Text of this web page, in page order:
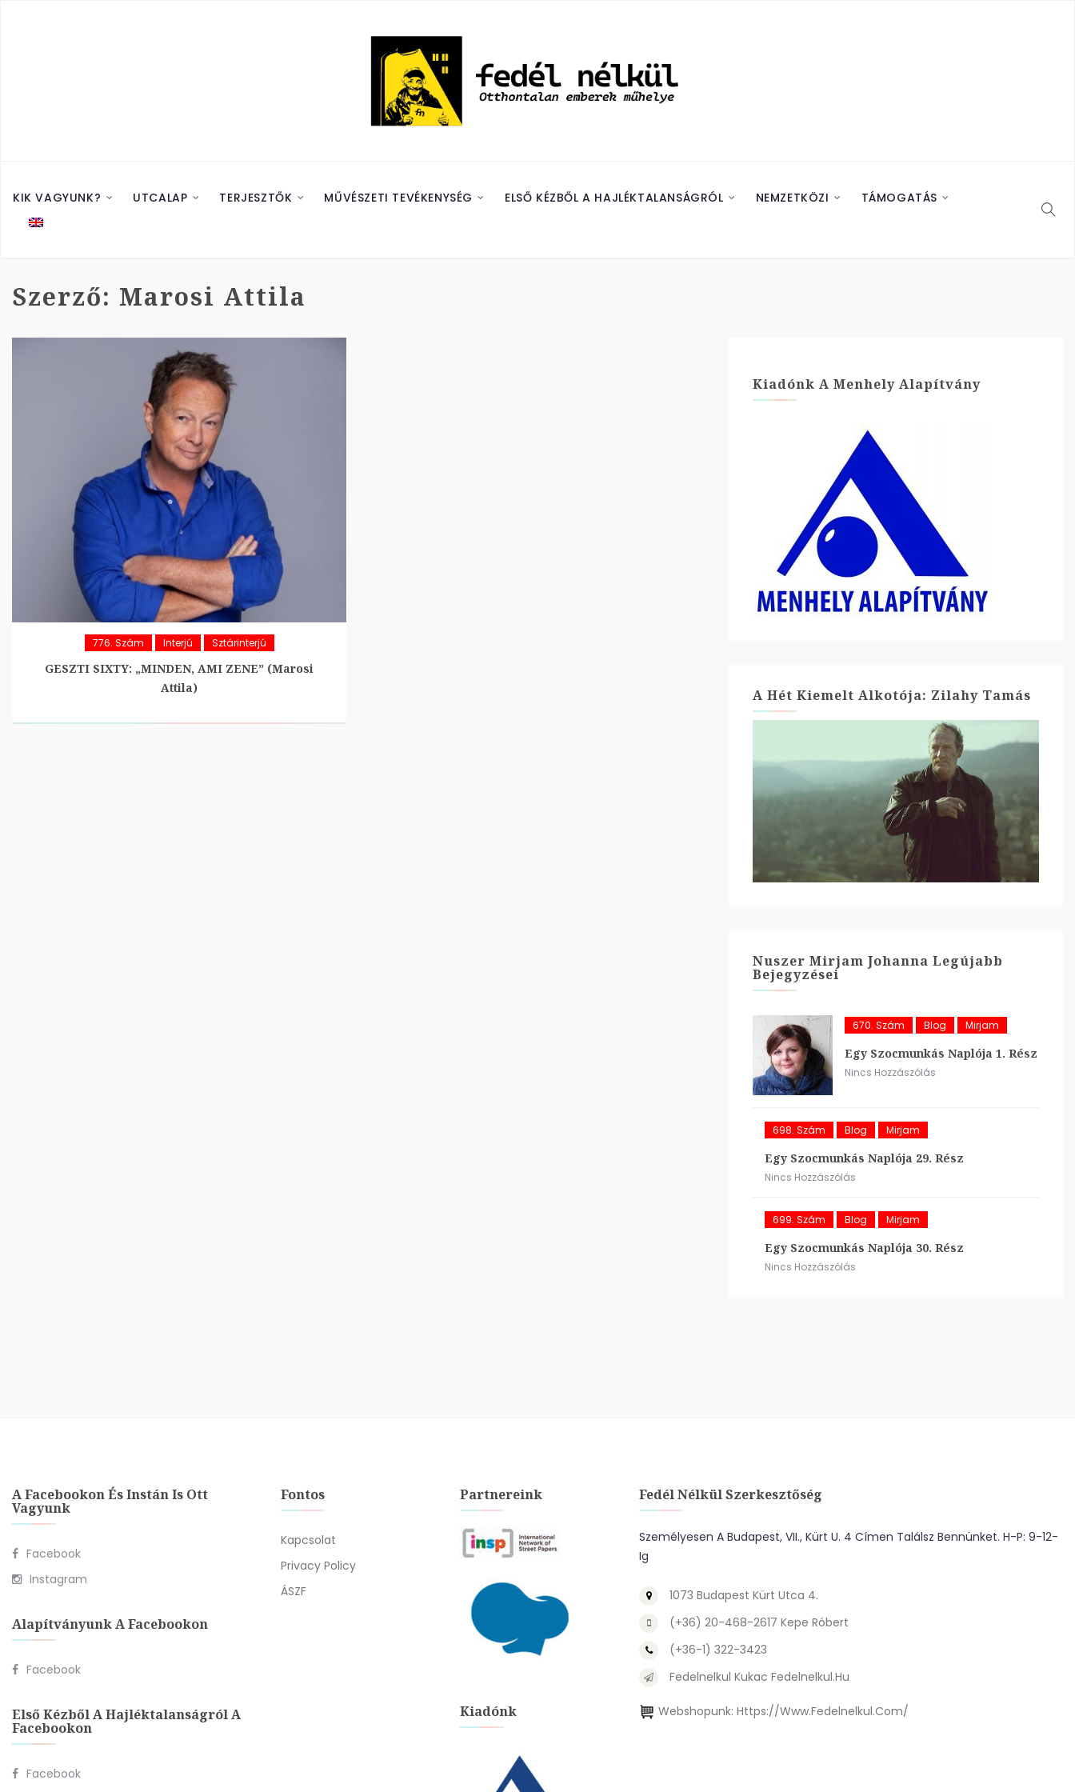
KIK VAGYUNK? UTCALAP TERJESZTŐK MŰVÉSZETI TEVÉKENYSÉG ELSŐ KÉZBŐL A HAJLÉKTALANSÁGRÓL NEMZETKÖZI TÁMOGATÁS
Szerző: Marosi Attila
776. Szám Interjú Sztárinterjú
GESZTI SIXTY: „MINDEN, AMI ZENE” (Marosi
Attila)
Kiadónk A Menhely Alapítvány
A Hét Kiemelt Alkotója: Zilahy Tamás
Nuszer Mirjam Johanna Legújabb
Bejegyzései
670. Szám Blog Mirjam
Egy Szocmunkás Naplója 1. Rész
Nincs Hozzászólás
698. Szám Blog Mirjam
Egy Szocmunkás Naplója 29. Rész
Nincs Hozzászólás
699. Szám Blog Mirjam
Egy Szocmunkás Naplója 30. Rész
Nincs Hozzászólás
A Facebookon És Instán Is Ott
Vagyunk
Facebook
Instagram
Alapítványunk A Facebookon
Facebook
Első Kézből A Hajléktalanságról A
Facebookon
Facebook
Fontos
Kapcsolat
Privacy Policy
ÁSZF
Partnereink
Kiadónk
Fedél Nélkül Szerkesztőség
Személyesen A Budapest, VII., Kürt U. 4 Címen Találsz Bennünket. H-P: 9-12-
Ig
1073 Budapest Kürt Utca 4.
(+36) 20-468-2617 Kepe Róbert
(+36-1) 322-3423
Fedelnelkul Kukac Fedelnelkul.hu
Webshopunk: Https://www.fedelnelkul.com/